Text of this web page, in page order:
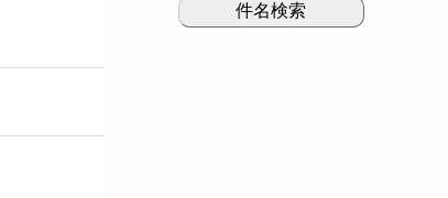
件名検索